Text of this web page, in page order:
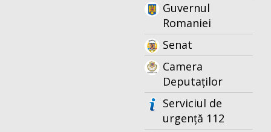
Guvernul
Romaniei
Senat
Camera
Deputaților
Serviciul de
urgență 112